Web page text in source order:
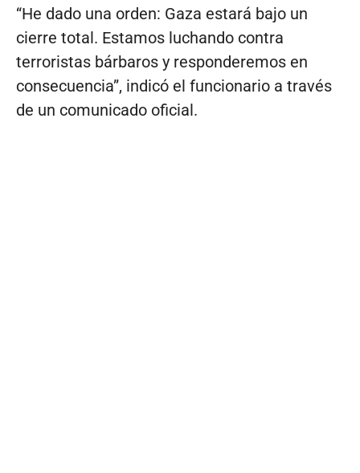
“He dado una orden: Gaza estará bajo un
cierre total. Estamos luchando contra
terroristas bárbaros y responderemos en
consecuencia”, indicó el funcionario a través
de un comunicado oficial.